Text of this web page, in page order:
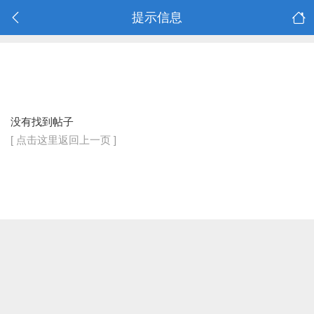
提示信息
没有找到帖子
[ 点击这里返回上一页 ]